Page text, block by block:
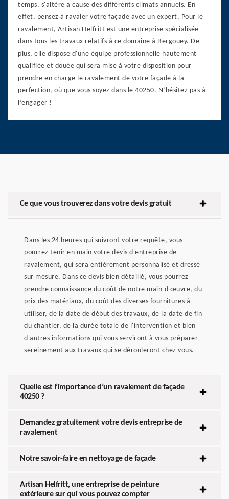
temps, s'altère à cause des différents climats annuels. En
effet, pensez à ravaler votre façade avec un expert. Pour le
ravalement, Artisan Helfritt est une entreprise spécialisée
dans tous les travaux relatifs à ce domaine à Bergouey. De
plus, elle dispose d'une équipe professionnelle hautement
qualifiée et douée qui sera mise à votre disposition pour
prendre en charge le ravalement de votre façade à la
perfection, où que vous soyez dans le 40250. N’hésitez pas à
l’engager !
Ce que vous trouverez dans votre devis gratuit
Dans les 24 heures qui suivront votre requête, vous
pourrez tenir en main votre devis d'entreprise de
ravalement, qui sera entièrement personnalisé et dressé
sur mesure. Dans ce devis bien détaillé, vous pourrez
prendre connaissance du coût de notre main-d'œuvre, du
prix des matériaux, du coût des diverses fournitures à
utiliser, de la date de début des travaux, de la date de fin
du chantier, de la durée totale de l'intervention et bien
d'autres informations qui vous serviront à vous préparer
sereinement aux travaux qui se dérouleront chez vous.
Quelle est l’importance d’un ravalement de façade
40250 ?
Demandez gratuitement votre devis entreprise de
ravalement
Notre savoir-faire en nettoyage de façade
Artisan Helfritt, une entreprise de peinture
extérieure sur qui vous pouvez compter